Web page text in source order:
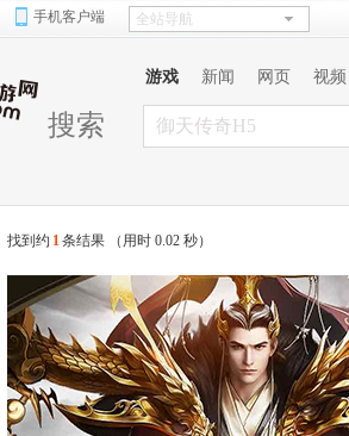
手机客户端
游戏 新闻 网页 视频
搜索
找到约 1条结果 （用时 0.02 秒）